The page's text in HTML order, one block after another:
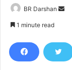
BR Darshan
d
1 minute read